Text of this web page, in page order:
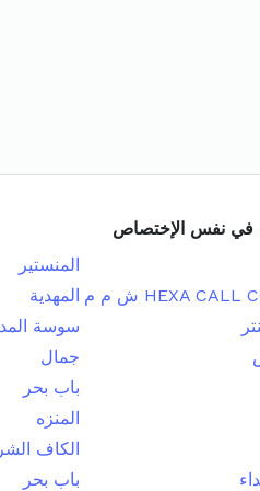
نفس الإختصاص
المنستير
المهدية
سوسة
جمال
باب بحر
المنزه
الكاف
باب بحر